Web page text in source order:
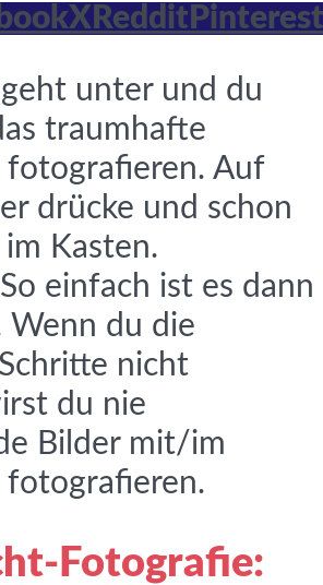
X Reddit Pinterest
unter und du
traumhafte
fotografieren. Auf
drücke und schon
Kasten.
einfach ist es dann
Wenn du die
nicht
du nie
Bilder mit/im
fotografieren.
Fotografie: